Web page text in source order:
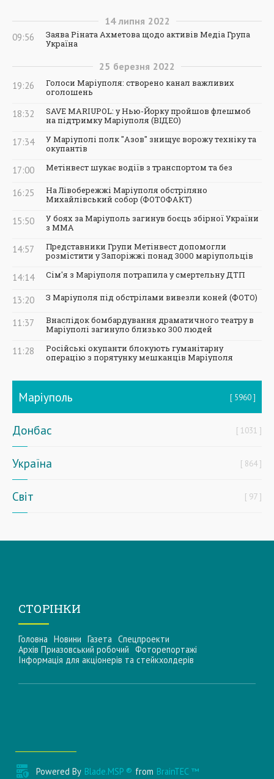
14 липня 2022
09:56
Заява Ріната Ахметова щодо активів Медіа Група
Україна
25 березня 2022
19:26
Голоси Маріуполя: створено канал важливих
оголошень
18:32
SAVE MARIUPOL: у Нью-Йорку пройшов флешмоб
на підтримку Маріуполя (ВІДЕО)
17:34
У Маріуполі полк "Азов" знищує ворожу техніку та
окупантів
17:00 Метінвест шукає водіїв з транспортом та без
16:25
На Лівобережжі Маріуполя обстріляно
Михайлівський собор (ФОТОФАКТ)
15:50
У боях за Маріуполь загинув боєць збірної України
з ММА
14:57
Представники Групи Метінвест допомогли
розмістити у Запоріжжі понад 3000 маріупольців
14:14 Сім'я з Маріуполя потрапила у смертельну ДТП
13:20 З Маріуполя під обстрілами вивезли коней (ФОТО)
11:37
Внаслідок бомбардування драматичного театру в
Маріуполі загинуло близько 300 людей
11:28
Російські окупанти блокують гуманітарну
операцію з порятунку мешканців Маріуполя
Маріуполь 5960
Донбас 1031
Україна 864
Світ 97
СТОРІНКИ
Головна Новини Газета Спецпроекти
Архів Приазовський робочий Фоторепортажі
Інформацiя для акцiонерiв та стейкхолдерiв
Powered By Blade.MSP ® from BrainTEC ™